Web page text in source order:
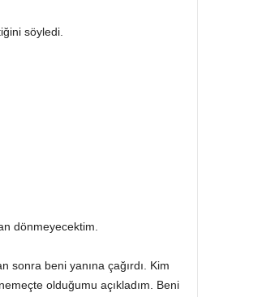
söyledi.
dönmeyecektim.
sonra beni yanına çağırdı. Kim
olduğumu açıkladım. Beni